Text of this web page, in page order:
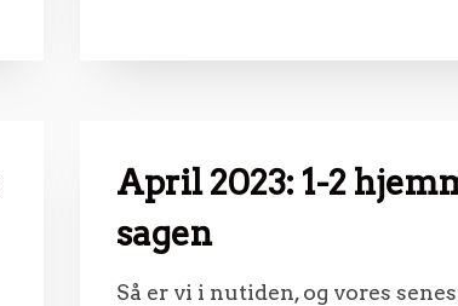
April 2023: 1-2
sagen
Så er vi i nutiden, og vores